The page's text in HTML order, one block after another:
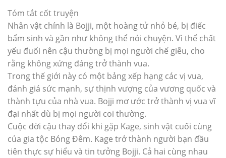
Tóm tắt cốt truyện
Nhân vật chính là Bojji, một hoàng tử nhỏ bé, bị điếc
bẩm sinh và gần như không thể nói chuyện. Vì thể chất
yếu đuối nên cậu thường bị mọi người chế giễu, cho
rằng không xứng đáng trở thành vua.
Trong thế giới này có một bảng xếp hạng các vị vua,
đánh giá sức mạnh, sự thịnh vượng của vương quốc và
thành tựu của nhà vua. Bojji mơ ước trở thành vị vua vĩ
đại nhất dù bị mọi người coi thường.
Cuộc đời cậu thay đổi khi gặp Kage, sinh vật cuối cùng
của gia tộc Bóng Đêm. Kage trở thành người bạn đầu
tiên thực sự hiểu và tin tưởng Bojji. Cả hai cùng nhau